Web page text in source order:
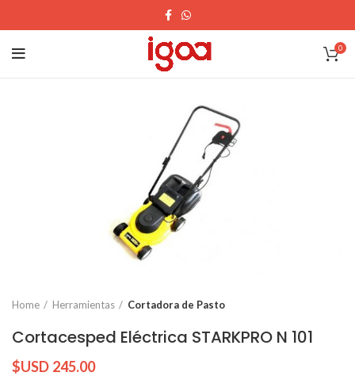
0
Home Herramientas Cortadora de Pasto
Cortacesped Eléctrica STARKPRO N 101
$USD 245.00